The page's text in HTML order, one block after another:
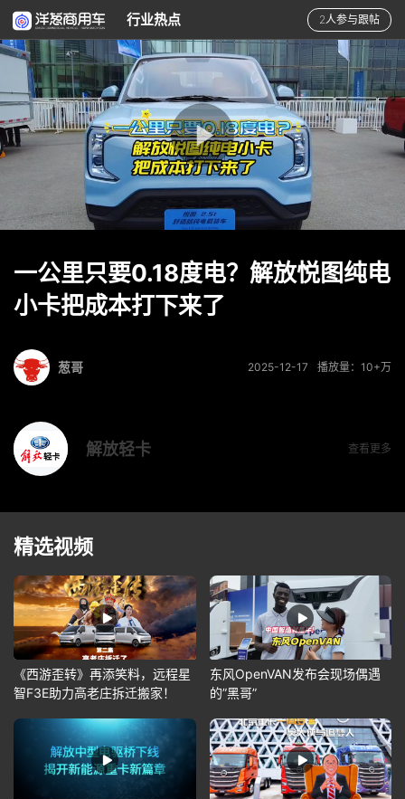
行业热点 2人参与跟帖
一公里只要0.18度电？解放悦图纯电
小卡把成本打下来了
播放量：10+万
2025-12-17
葱哥
解放轻卡 查看更多
精选视频
《西游歪转》再添笑料，远程星
智F3E助力高老庄拆迁搬家！
东风OpenVAN发布会现场偶遇
的”黑哥”